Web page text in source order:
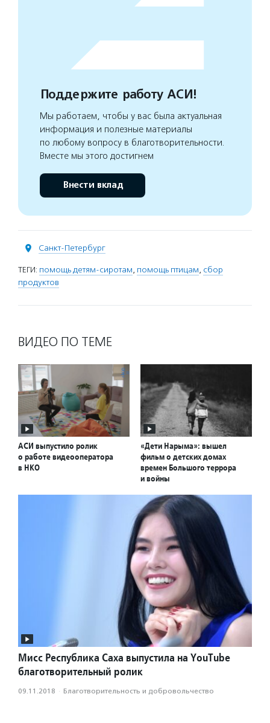
Поддержите работу АСИ!
Мы работаем, чтобы у вас была актуальная
информация и полезные материалы
по любому вопросу в благотворительности.
Вместе мы этого достигнем
Внести вклад
Санкт-Петербург
ТЕГИ: помощь детям-сиротам, помощь птицам, сбор
продуктов
ВИДЕО ПО ТЕМЕ
АСИ выпустило ролик
о работе видеооператора
в НКО
«Дети Нарыма»: вышел
фильм о детских домах
времен Большого террора
и войны
Мисс Республика Саха выпустила на YouTube
благотворительный ролик
09.11.2018 · Благотвори­тель­ность и доброволь­чест­во